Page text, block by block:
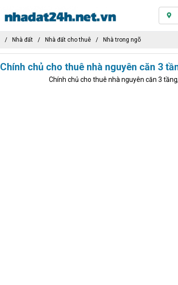
Nhà đất Nhà đất cho thuê Nhà trong ngõ
Chính chủ cho thuê nhà nguyên căn 3